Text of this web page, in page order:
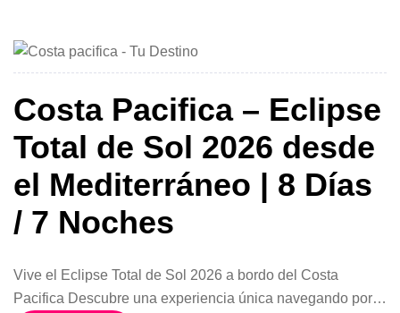
italiana, relajación y la oportunidad única de presenciar
uno […]
Costa Pacifica – Eclipse
Total de Sol 2026 desde
el Mediterráneo | 8 Días
/ 7 Noches
Vive el Eclipse Total de Sol 2026 a bordo del Costa
Pacifica Descubre una experiencia única navegando por